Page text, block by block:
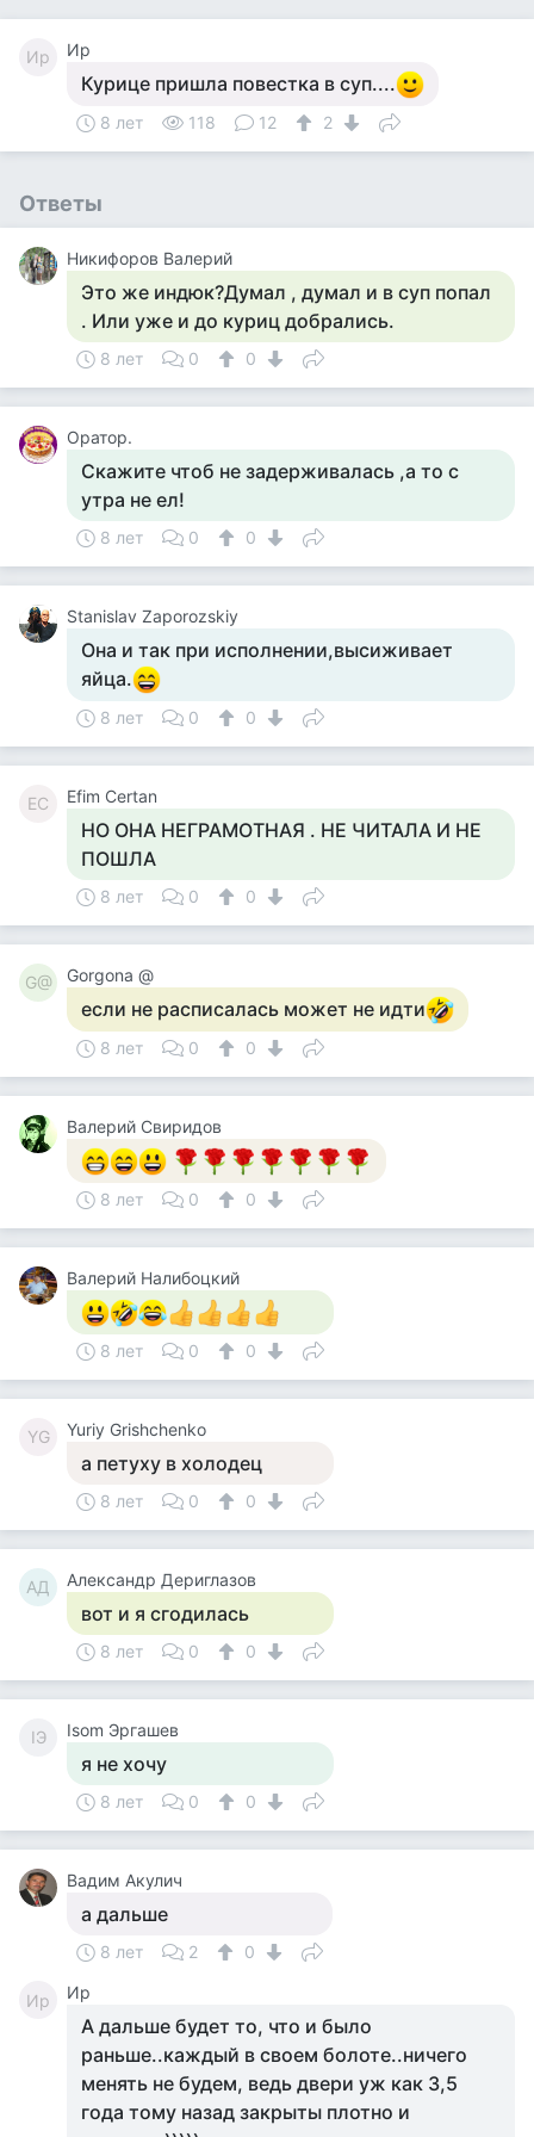
Ир Ир
Курице пришла повестка в суп....
8 лет 118 12 2
Ответы
Никифоров Валерий
Это же индюк?Думал , думал и в суп попал
. Или уже и до куриц добрались.
8 лет 0 0
Оратор.
Скажите чтоб не задерживалась ,а то с
утра не ел!
8 лет 0 0
Stanislav Zaporozskiy
Она и так при исполнении,высиживает
яйца.
8 лет 0 0
EC Efim Certan
НО ОНА НЕГРАМОТНАЯ . НЕ ЧИТАЛА И НЕ
ПОШЛА
8 лет 0 0
G@ Gorgona @
если не расписалась может не идти
8 лет 0 0
Валерий Свиридов
8 лет 0 0
Валерий Налибоцкий
8 лет 0 0
YG Yuriy Grishchenko
а петуху в холодец
8 лет 0 0
АД Александр Дериглазов
вот и я сгодилась
8 лет 0 0
IЭ Isom Эргашев
я не хочу
8 лет 0 0
Вадим Акулич
а дальше
8 лет 2 0
Ир Ир
А дальше будет то, что и было
раньше..каждый в своем болоте..ничего
менять не будем, ведь двери уж как 3,5
года тому назад закрыты плотно и